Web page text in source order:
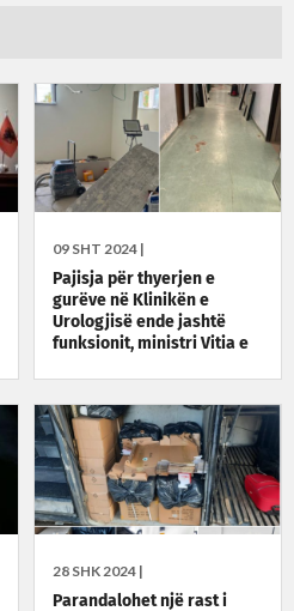
09 SHT 2024 |
Pajisja për thyerjen e
gurëve në Klinikën e
Urologjisë ende jashtë
funksionit, ministri Vitia e
28 SHK 2024 |
Parandalohet një rast i